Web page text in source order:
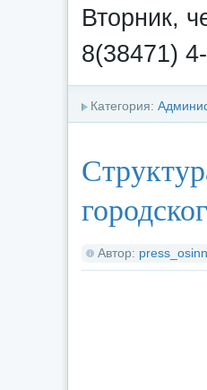
Вторник,
8(38471)
Категория:
Автор: